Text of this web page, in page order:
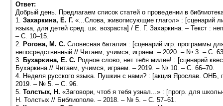
Ответ:
Добрый день. Предлагаем список статей о проведении в
1.Захаркина, Е. Г. «...Слова, живописующие глагол» : [сценарий
языка, для детей сред. шк. возраста] / Е. Г. Захаркина. – Текст :
– С. 10–15.
2. Рогова, М. С. Словесная баталия : [сценарий игр. программы
непосредственный // Читаем, учимся, играем. – 2020. – № 3. – С.
3. Бухаркина, Е. С. Родное слово, нет тебя милее! : [сценарий
Бухаркина // Читаем, учимся, играем. – 2019. – № 10. – С. 66–70.
4. Неделя русского языка. Пушкин с нами? : [акция Ярослав.
2019. – № 5. – С. 96.
5.Толстых, Н. «Заговори, чтоб я тебя узнал...» : [прогр. для
Н. Толстых // Библиополе. – 2018. – № 5. – С. 57–61.